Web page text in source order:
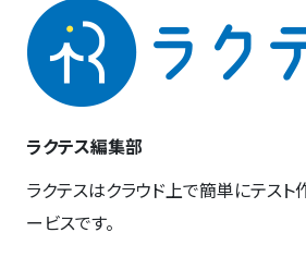
ラクテス編集部
ラクテスはクラウド上で簡単にテスト
ービスです。